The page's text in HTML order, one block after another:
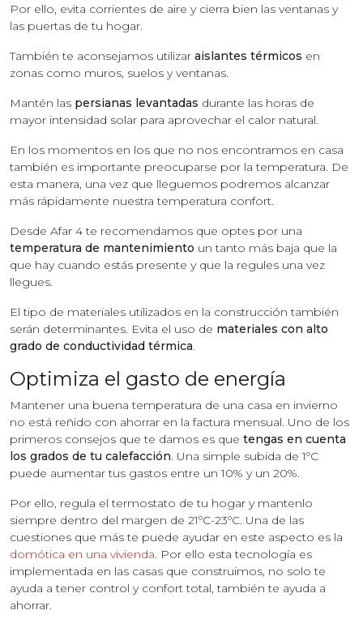
Por ello, evita corrientes de aire y cierra bien las ventanas y
las puertas de tu hogar.
También te aconsejamos utilizar aislantes térmicos en
zonas como muros, suelos y ventanas.
Mantén las persianas levantadas durante las horas de
mayor intensidad solar para aprovechar el calor natural.
En los momentos en los que no nos encontramos en casa
también es importante preocuparse por la temperatura. De
esta manera, una vez que lleguemos podremos alcanzar
más rápidamente nuestra temperatura confort.
Desde Afar 4 te recomendamos que optes por una
temperatura de mantenimiento un tanto más baja que la
que hay cuando estás presente y que la regules una vez
llegues.
El tipo de materiales utilizados en la construcción también
serán determinantes. Evita el uso de materiales con alto
grado de conductividad térmica.
Optimiza el gasto de energía
Mantener una buena temperatura de una casa en invierno
no está reñido con ahorrar en la factura mensual. Uno de los
primeros consejos que te damos es que tengas en cuenta
los grados de tu calefacción. Una simple subida de 1ºC
puede aumentar tus gastos entre un 10% y un 20%.
Por ello, regula el termostato de tu hogar y mantenlo
siempre dentro del margen de 21ºC-23ºC. Una de las
cuestiones que más te puede ayudar en este aspecto es la
domótica en una vivienda. Por ello esta tecnología es
implementada en las casas que construimos, no solo te
ayuda a tener control y confort total, también te ayuda a
ahorrar.